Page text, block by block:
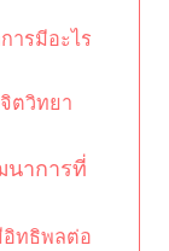
ารมีอะไร
ตวิทยา
าการที่
อิทธิพลต่อ